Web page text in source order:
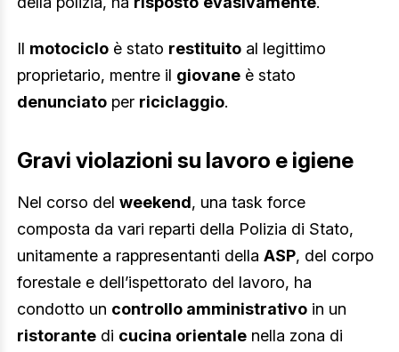
Il motociclo è stato restituito al legittimo
proprietario, mentre il giovane è stato
denunciato per riciclaggio.
Gravi violazioni su lavoro e igiene
Nel corso del weekend, una task force
composta da vari reparti della Polizia di Stato,
unitamente a rappresentanti della ASP, del corpo
forestale e dell’ispettorato del lavoro, ha
condotto un controllo amministrativo in un
ristorante di cucina orientale nella zona di